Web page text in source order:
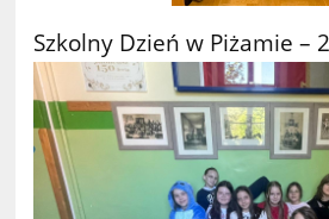
Szkolny Dzień w Piżamie –